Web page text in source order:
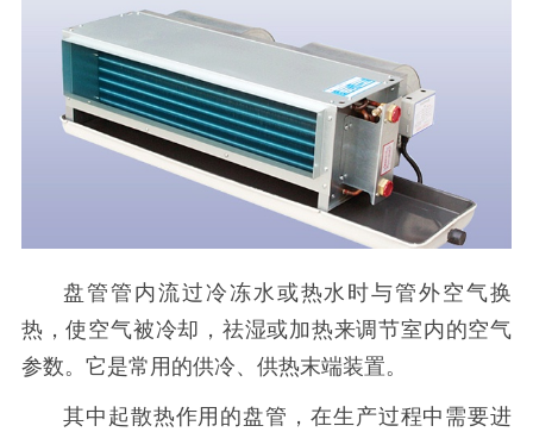
盘管管内流过冷冻水或热水时与管外空气换
热，使空气被冷却，祛湿或加热来调节室内的空气
参数。它是常用的供冷、供热末端装置。
其中起散热作用的盘管，在生产过程中需要进